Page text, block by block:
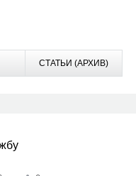
СТАТЬИ (АРХИВ)